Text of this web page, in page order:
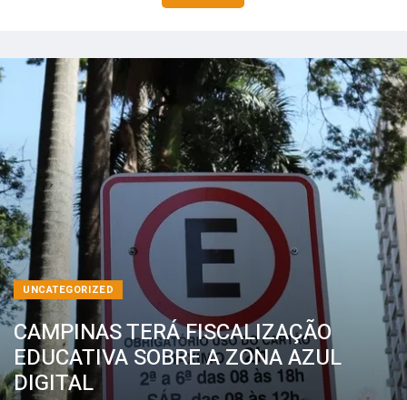
UNCATEGORIZED
CAMPINAS TERÁ FISCALIZAÇÃO
EDUCATIVA SOBRE A ZONA AZUL
DIGITAL